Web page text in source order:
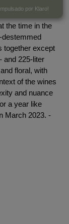
Vicente de la
the time in the
destemmed
together except
and 225-liter
floral, with
of the wines
and nuance
a year like
March 2023. -
por Klaro!